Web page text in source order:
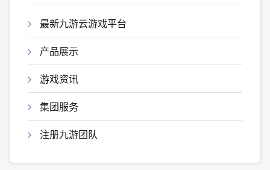
最新九游云游戏平台
产品展示
游戏资讯
集团服务
注册九游团队